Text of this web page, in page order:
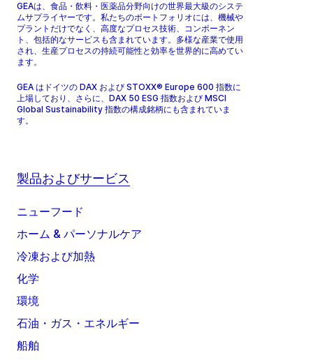
GEAは、食品・飲料・医薬品分野向けの世界最大級のシステ
ムサプライヤーです。私たちのポートフォリオには、機械や
プラントだけでなく、高度なプロセス技術、コンポーネン
ト、包括的なサービスも含まれています。多様な産業で使用
され、生産プロセスの持続可能性と効率を世界的に高めてい
ます。
GEA はドイツの DAX および STOXX® Europe 600 指数に
上場しており、さらに、DAX 50 ESG 指数および MSCI
Global Sustainability 指数の構成銘柄にも含まれていま
す。
製品およびサービス
ニューフード
ホーム & パーソナルケア
冷凍および加熱
化学
環境
石油・ガス・エネルギー
船舶